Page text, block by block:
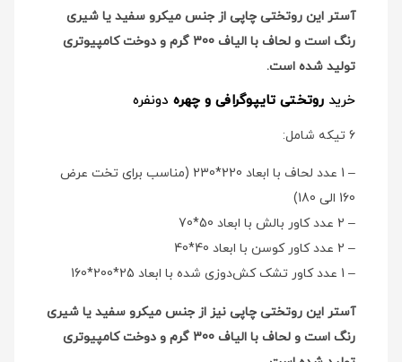
آستر این روتختی چاپی از جنس میکرو سفید یا شیری
رنگ است و لحاف با الیاف 300 گرم و دوخت کامپیوتری
تولید شده است.
خرید روتختی تایپوگرافی و چهره دو‌نفره
6 تیکه شامل:
– 1 عدد لحاف با ابعاد 220*230 (مناسب برای تخت عرض
160 الی 180)
– 2 عدد کاور بالش با ابعاد 50*70
– 2 عدد کاور کوسن با ابعاد 40*40
– 1 عدد کاور تشک کش‌دوزی شده با ابعاد 25*200*160
آستر این روتختی چاپی نیز از جنس میکرو سفید یا شیری
رنگ است و لحاف با الیاف 300 گرم و دوخت کامپیوتری